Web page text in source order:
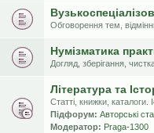
Обговорення тем,
Нумізматика
Догляд, зберігання,
Література та
Статті, книжки,
Підфорум: Авторські
Модератор: Praga-1300